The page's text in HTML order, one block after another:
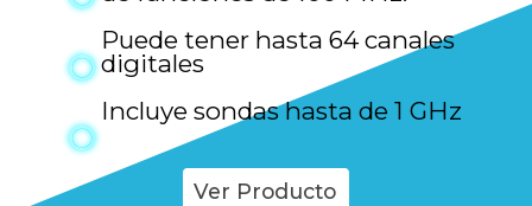
Puede tener hasta 64 canales
digitales
Incluye sondas hasta de 1 GHz
Ver Producto